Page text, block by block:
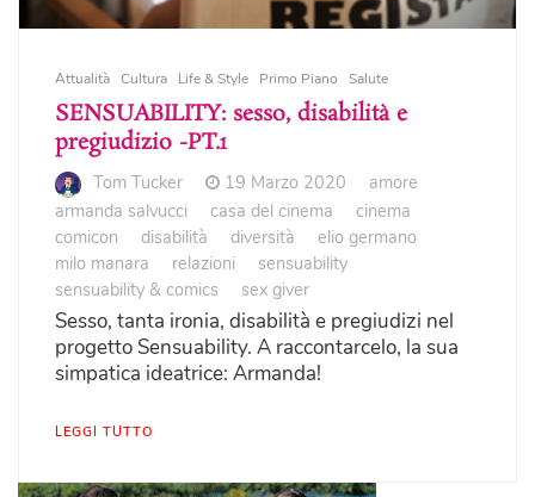
Attualità Cultura Life & Style Primo Piano Salute
SENSUABILITY: sesso, disabilità e
pregiudizio -PT.1
Tom Tucker 19 Marzo 2020
amore
armanda salvucci
casa del cinema
cinema
comicon
disabilità diversità
elio germano
milo manara
relazioni
sensuability
sensuability & comics
sex giver
Sesso, tanta ironia, disabilità e pregiudizi nel
progetto Sensuability. A raccontarcelo, la sua
simpatica ideatrice: Armanda!
LEGGI TUTTO